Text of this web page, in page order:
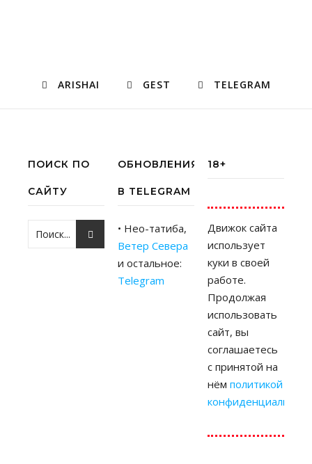
ARISHAI GEST TELEGRAM
ПОИСК ПО
САЙТУ
ОБНОВЛЕНИЯ
В TELEGRAM
• Нео-татиба,
Ветер Севера
и остальное:
Telegram
18+
Движок сайта
использует
куки в своей
работе.
Продолжая
использовать
сайт, вы
соглашаетесь
с принятой на
нём политикой